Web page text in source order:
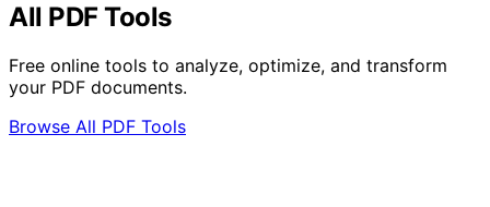
All PDF Tools
Free online tools to analyze, optimize, and transform
your PDF documents.
Browse All PDF Tools